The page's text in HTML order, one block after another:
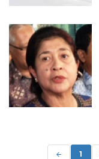
navigation
1